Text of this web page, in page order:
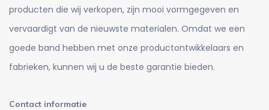
producten die wij verkopen, zijn mooi vormgegeven en
vervaardigt van de nieuwste materialen. Omdat we een
goede band hebben met onze productontwikkelaars en
fabrieken, kunnen wij u de beste garantie bieden.
Contact informatie